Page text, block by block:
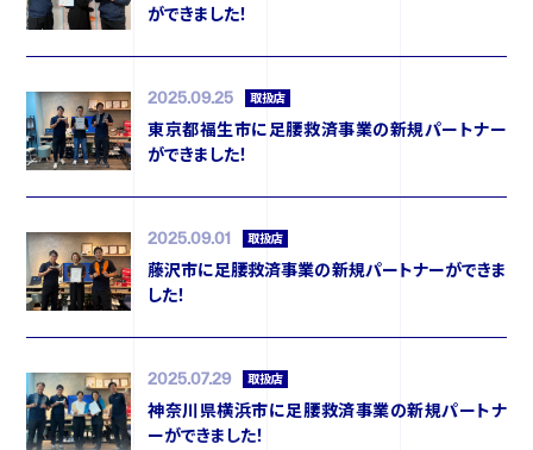
ニュース
イベント
ご購入をご検討の方
ができました！
2025.09.25 取扱店
東京都福生市に足腰救済事業の新規パートナー
ができました！
2025.09.01 取扱店
藤沢市に足腰救済事業の新規パートナーができま
した！
2025.07.29 取扱店
神奈川県横浜市に足腰救済事業の新規パートナ
ーができました！